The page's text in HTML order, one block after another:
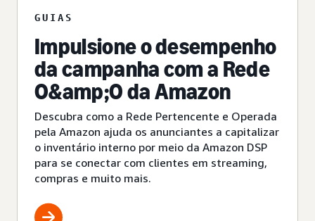
GUIAS
Impulsione o desempenho
da campanha com a Rede
O&amp;O da Amazon
Descubra como a Rede Pertencente e Operada
pela Amazon ajuda os anunciantes a capitalizar
o inventário interno por meio da Amazon DSP
para se conectar com clientes em streaming,
compras e muito mais.